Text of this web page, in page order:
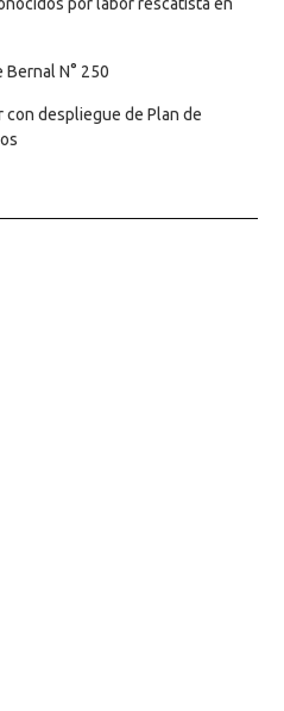
por labor rescatista en
Bernal N° 250
con despliegue de Plan de